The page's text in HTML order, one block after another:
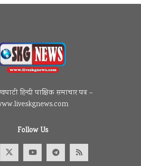
हिन्दी पाक्षिक समाचार पत्र –
Follow Us